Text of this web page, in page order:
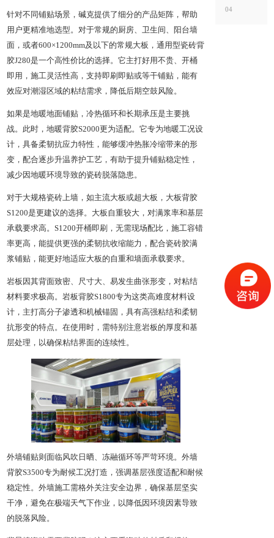
针对不同铺贴场景，碱克提供了细分的产品矩阵，帮助
用户更精准地选型。对于常规的厨房、卫生间、阳台墙
面，或者600×1200mm及以下的常规大板，通用型瓷砖背
胶J280是一个高性价比的选择。它主打好用不贵、开桶
即用，施工灵活性高，支持即刷即贴或等干铺贴，能有
效应对潮湿区域的粘结需求，降低后期空鼓风险。
如果是地暖地面铺贴，冷热循环和长期承压是主要挑
战。此时，地暖背胶S2000更为适配。它专为地暖工况设
计，具备柔韧抗应力特性，能够缓冲热胀冷缩带来的形
变，配合逐步升温养护工艺，有助于提升铺贴稳定性，
减少因地暖环境导致的瓷砖脱落隐患。
对于大规格瓷砖上墙，如主流大板或超大板，大板背胶
S1200是更建议的选择。大板自重较大，对满浆率和基层
承载要求高。S1200开桶即刷，无需现场配比，施工容错
率更高，能提供更强的柔韧抗收缩能力，配合瓷砖胶满
浆铺贴，能更好地适应大板的自重和墙面承载要求。
岩板因其背面致密、尺寸大、易发生曲张形变，对粘结
材料要求极高。岩板背胶S1800专为这类高难度材料设
计，主打高分子渗透和机械锚固，具有高强粘结和柔韧
抗形变的特点。在使用时，需特别注意岩板的厚度和基
层处理，以确保粘结界面的连续性。
外墙铺贴则面临风吹日晒、冻融循环等严苛环境。外墙
背胶S3500专为耐候工况打造，强调基层强度适配和耐候
稳定性。外墙施工需格外关注安全边界，确保基层坚实
干净，避免在极端天气下作业，以降低因环境因素导致
的脱落风险。
胶购买
04